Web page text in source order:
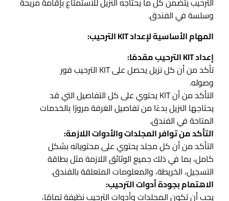
وسلسة في الفندق.
المهام الأساسية لإعداد KIT الترحيب:
إعداد KIT الترحيب مقدمًا:
تأكد من أن كل نزيل يحصل على KIT الترحيب فور
وصوله.
التأكد من أن KIT يحتوي على كل التفاصيل التي قد
يحتاجها النزيل بدءًا من تفاصيل الغرفة مرورًا بالخدمات
المتاحة في الفندق.
التأكد من توافر المجلدات والأدوات اللازمة:
التأكد من أن كل مجلد يحتوي على محتوياته بشكل
كامل، بما في ذلك جميع الوثائق اللازمة مثل بطاقة
التسجيل، الخريطة، والمعلومات المتعلقة بالفندق.
الاهتمام بجودة أدوات الترحيب:
يجب أن تكون المجلدات وأدوات الترحيب نظيفة تمامًا،